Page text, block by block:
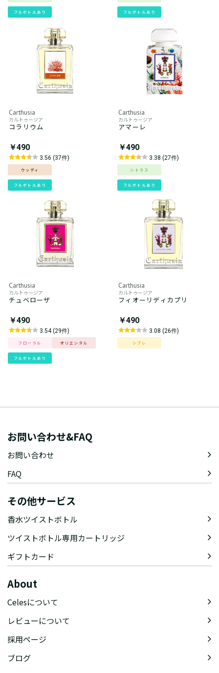
フルボトルあり フルボトルあり
Carthusia
カルトゥージア
コラリウム
￥490
3.56 (37件)
ウッディ
フルボトルあり
Carthusia
カルトゥージア
アマーレ
￥490
3.38 (27件)
シトラス
フルボトルあり
Carthusia
カルトゥージア
チュベローザ
￥490
3.54 (29件)
フローラル オリエンタル
フルボトルあり
Carthusia
カルトゥージア
フィオーリディカプリ
￥490
3.08 (26件)
シプレ
お問い合わせ&FAQ
お問い合わせ
FAQ
その他サービス
香水ツイストボトル
ツイストボトル専用カートリッジ
ギフトカード
About
Celesについて
レビューについて
採用ページ
ブログ